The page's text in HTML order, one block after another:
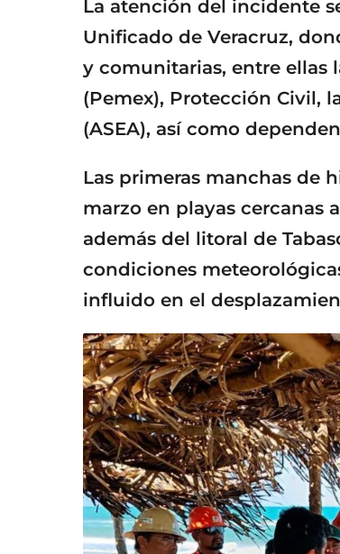
La atención del incidente
Unificado de Veracruz,
y comunitarias, entre ellas
(Pemex), Protección Civil,
(ASEA), así como
Las primeras manchas de
marzo en playas cercanas
además del litoral de
condiciones
influido en el